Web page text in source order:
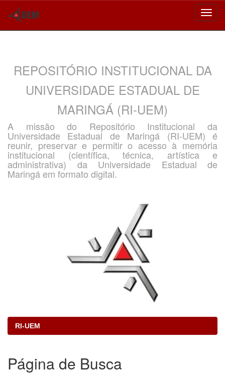
REPOSITÓRIO INSTITUCIONAL DA
UNIVERSIDADE ESTADUAL DE
MARINGÁ (RI-UEM)
A missão do Repositório Institucional da
Universidade Estadual de Maringá (RI-UEM) é
reunir, preservar e permitir o acesso à memória
institucional (científica, técnica, artística e
administrativa) da Universidade Estadual de
Maringá em formato digital.
RI-UEM
Página de Busca